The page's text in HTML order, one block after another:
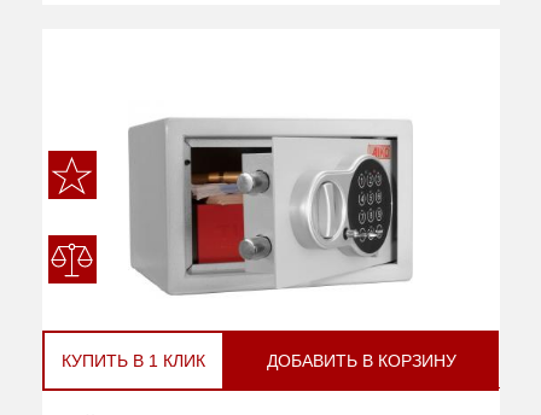
КУПИТЬ В 1 КЛИК ДОБАВИТЬ В КОРЗИНУ